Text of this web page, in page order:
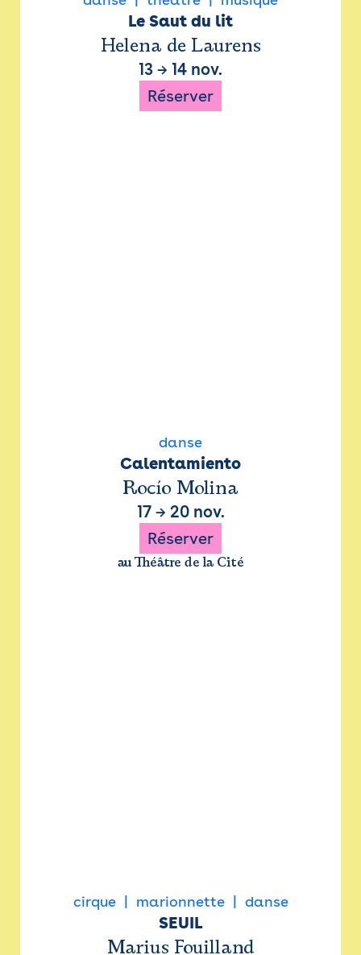
Le Saut du lit
Helena de Laurens
13 → 14 nov.
Réserver
danse
Calentamiento
Rocío Molina
17→ 20 nov.
Réserver
au Théâtre de la Cité
cirque marionnette danse
SEUIL
Marius Fouilland